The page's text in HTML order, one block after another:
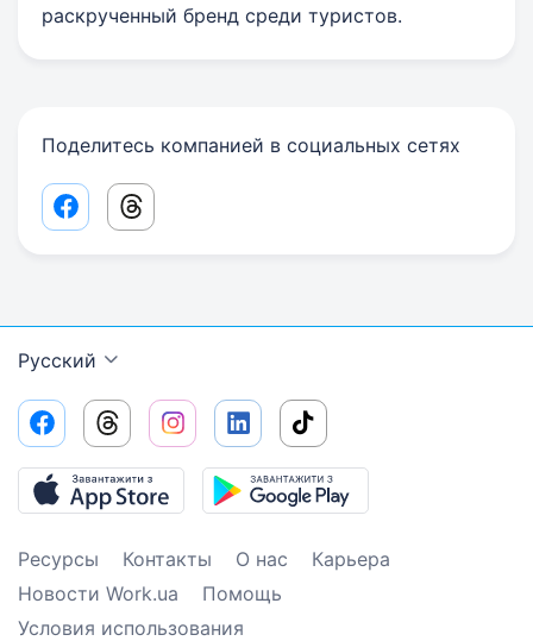
раскрученный бренд среди туристов.
Поделитесь компанией в социальных сетях
Facebook share link
Threads share link
Русский
Ресурсы Контакты О нас
Карьера
Новости Work.ua
Помощь
Условия использования